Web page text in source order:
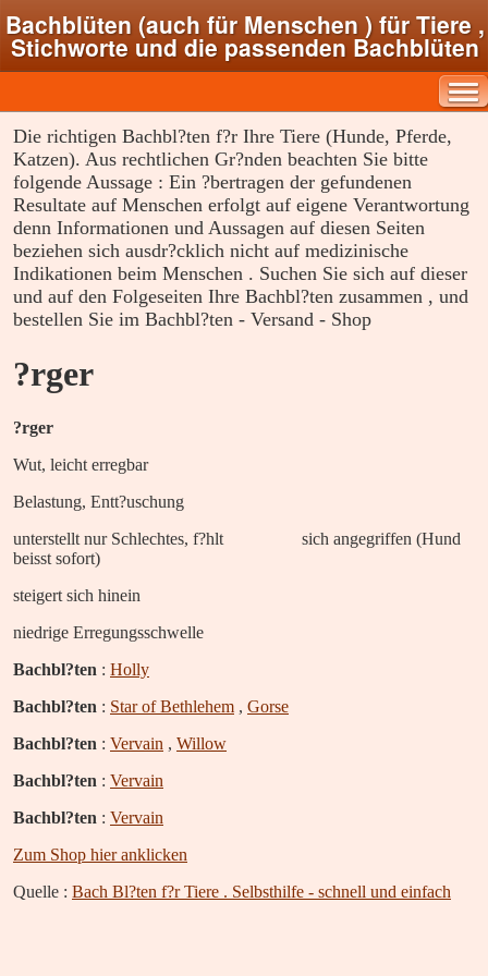
Bachblüten (auch für Menschen ) für Tiere ,
Stichworte und die passenden Bachblüten
Die richtigen Bachbl?ten f?r Ihre Tiere (Hunde, Pferde,
Katzen). Aus rechtlichen Gr?nden beachten Sie bitte
folgende Aussage : Ein ?bertragen der gefundenen
Resultate auf Menschen erfolgt auf eigene Verantwortung
denn Informationen und Aussagen auf diesen Seiten
beziehen sich ausdr?cklich nicht auf medizinische
Indikationen beim Menschen . Suchen Sie sich auf dieser
und auf den Folgeseiten Ihre Bachbl?ten zusammen , und
bestellen Sie im Bachbl?ten - Versand - Shop
?rger
?rger
Wut, leicht erregbar
Belastung, Entt?uschung
unterstellt nur Schlechtes, f?hlt sich angegriffen (Hund
beisst sofort)
steigert sich hinein
niedrige Erregungsschwelle
Bachbl?ten : Holly
Bachbl?ten : Star of Bethlehem , Gorse
Bachbl?ten : Vervain , Willow
Bachbl?ten : Vervain
Bachbl?ten : Vervain
Zum Shop hier anklicken
Quelle : Bach Bl?ten f?r Tiere . Selbsthilfe - schnell und einfach